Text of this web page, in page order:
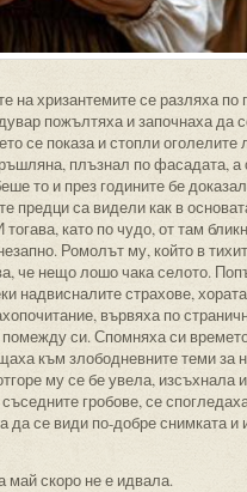
хризантемите се разляха по
пожълтяха и започнаха да
се показа и стопли
плъзнал по фасадата, а
то и през годините бе
предци са видели как в
като по чудо, от там
Ромолът му, който в
че нещо лошо чака селото.
надвисналите страхове,
вървяха по
си. Спомняха си
към злободневните теми за
му се бе увела, изсъхнала
гробове, се
да се види по-добре снимката и
май скоро не е идвала.